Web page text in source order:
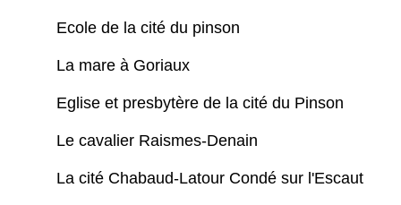
Ecole de la cité du pinson
La mare à Goriaux
Eglise et presbytère de la cité du Pinson
Le cavalier Raismes-Denain
La cité Chabaud-Latour Condé sur l'Escaut